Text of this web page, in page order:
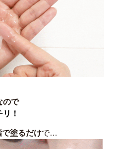
ので
！
で塗るだけで…